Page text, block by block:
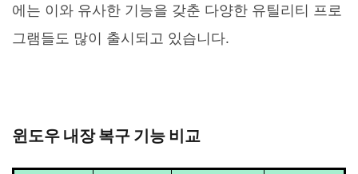
에는 이와 유사한 기능을 갖춘 다양한 유틸리티 프로
그램들도 많이 출시되고 있습니다.
윈도우 내장 복구 기능 비교